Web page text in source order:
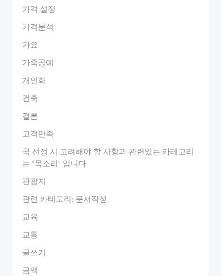
가격 설정
가격분석
가요
가죽공예
개인화
건축
결론
고객만족
곡 선정 시 고려해야 할 사항과 관련있는 카테고리
는 "목소리" 입니다
관광지
관련 카테고리: 문서작성
교육
교통
글쓰기
금액